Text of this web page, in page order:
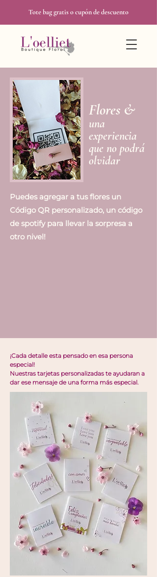
Tote bag gratis o cupón de descuento
Flores &
una
experiencia
que no podrá
olvidar
Puedes agregar a tus flores un
Código QR personalizado, un código
de spotify para llevar la sorpresa a
otro nivel!
¡Cada detalle esta pensado en esa persona
especial!
Nuestras tarjetas personalizadas te ayudaran a
dar ese mensaje de una forma más especial.